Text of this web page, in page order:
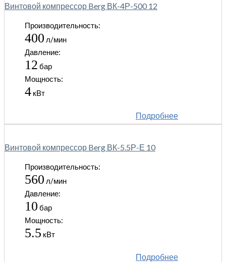
Винтовой компрессор Berg ВК-4Р-500 12
Производительность:
400 л/мин
Давление:
12 бар
Мощность:
4 кВт
Подробнее
Винтовой компрессор Berg ВК-5.5Р-Е 10
Производительность:
560 л/мин
Давление:
10 бар
Мощность:
5.5 кВт
Подробнее